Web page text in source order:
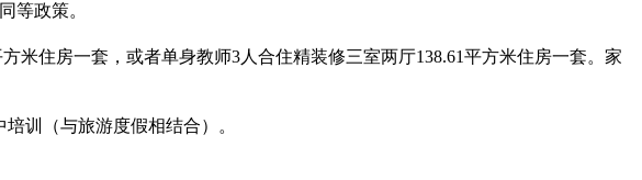
等政策。
米住房一套，或者单身教师3人合住精装修三室两厅138.61平方米住房一套。家
训（与旅游度假相结合）。